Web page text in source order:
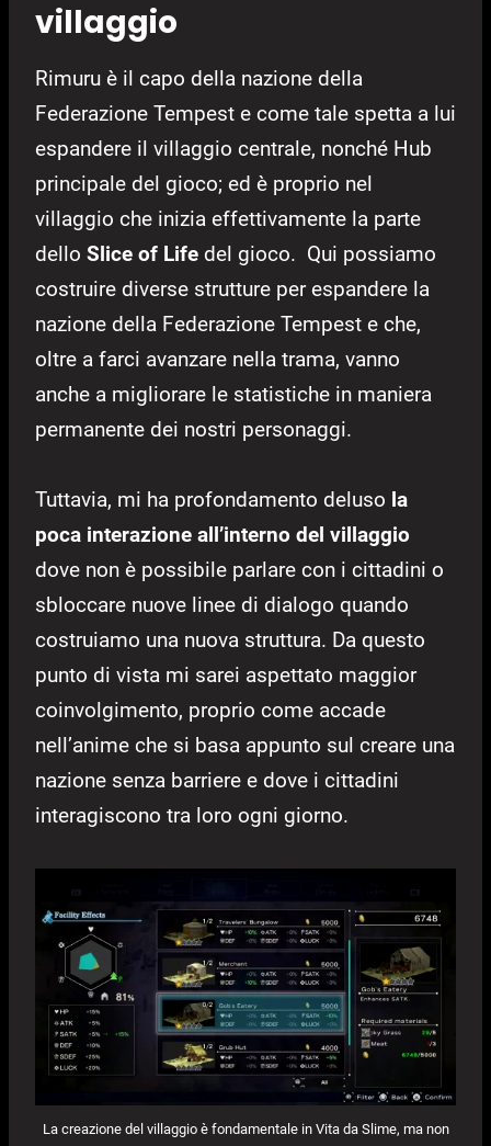
villaggio
Rimuru è il capo della nazione della
Federazione Tempest e come tale spetta a lui
espandere il villaggio centrale, nonché Hub
principale del gioco; ed è proprio nel
villaggio che inizia effettivamente la parte
dello Slice of Life del gioco. Qui possiamo
costruire diverse strutture per espandere la
nazione della Federazione Tempest e che,
oltre a farci avanzare nella trama, vanno
anche a migliorare le statistiche in maniera
permanente dei nostri personaggi.
Tuttavia, mi ha profondamento deluso la
poca interazione all’interno del villaggio
dove non è possibile parlare con i cittadini o
sbloccare nuove linee di dialogo quando
costruiamo una nuova struttura. Da questo
punto di vista mi sarei aspettato maggior
coinvolgimento, proprio come accade
nell’anime che si basa appunto sul creare una
nazione senza barriere e dove i cittadini
interagiscono tra loro ogni giorno.
La creazione del villaggio è fondamentale in Vita da Slime, ma non